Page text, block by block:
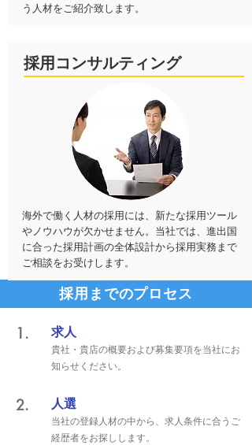
求人
貴社・貴店の概要および募集要項を当社にお
知らせください。
1.
人選
当社の登録人材の中から、求人条件に合うご
経歴者をお探しします。
2.
採用までのプロセス
う人材をご紹介致します。​
海外で働く人材の採用には、新たな採用ツール
やノウハウが欠かせません。当社では、進出国
に合った採用計画の全体設計から採用実務まで
ご相談をお受けします。
採用コンサルティング